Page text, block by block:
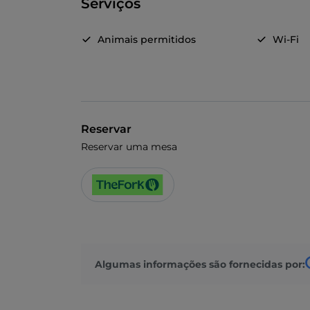
Serviços
Animais permitidos Wi-Fi
Reservar
Reservar uma mesa
Algumas informações são fornecidas por: